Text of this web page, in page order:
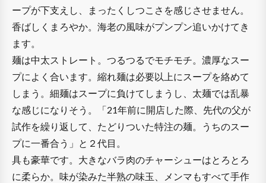
ープが下支えし、まったくしつこさを感じさせません。
香ばしくまろやか。海老の風味がプンプン追いかけてき
ます。
麺は中太ストレート。つるつるでモチモチ。濃厚なスー
プによく合います。縮れ麺は必要以上にスープを絡めて
しまう。細麺はスープに負けてしまうし、太麺では乱暴
な感じになりそう。「21年前に開店した際、先代の父が
試作を繰り返して、たどりついた特注の麺。うちのスー
プに一番合う」と２代目。
具も豪華です。大きなバラ肉のチャーシューはとろとろ
に柔らか。味が染みた半熟の味玉、メンマもすべて手作